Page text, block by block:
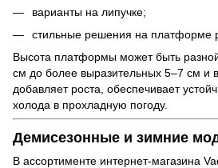
варианты на липучке;
стильные решения на платформе
Высота платформы может быть
см до более выразительных 5–7 см
добавляет роста, обеспечивает
холода в прохладную погоду.
Демисезонные и зимние
В ассортименте интернет-магазина